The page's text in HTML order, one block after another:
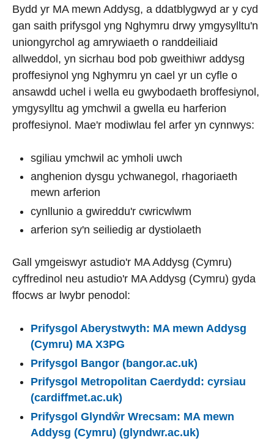
Bydd yr MA mewn Addysg, a ddatblygwyd ar y cyd
gan saith prifysgol yng Nghymru drwy ymgysylltu'n
uniongyrchol ag amrywiaeth o randdeiliaid
allweddol, yn sicrhau bod pob gweithiwr addysg
proffesiynol yng Nghymru yn cael yr un cyfle o
ansawdd uchel i wella eu gwybodaeth broffesiynol,
ymgysylltu ag ymchwil a gwella eu harferion
proffesiynol. Mae'r modiwlau fel arfer yn cynnwys:
sgiliau ymchwil ac ymholi uwch
anghenion dysgu ychwanegol, rhagoriaeth
mewn arferion
cynllunio a gwireddu'r cwricwlwm
arferion sy'n seiliedig ar dystiolaeth
Gall ymgeiswyr astudio'r MA Addysg (Cymru)
cyffredinol neu astudio'r MA Addysg (Cymru) gyda
ffocws ar lwybr penodol:
Prifysgol Aberystwyth: MA mewn Addysg
(Cymru) MA X3PG
Prifysgol Bangor (bangor.ac.uk)
Prifysgol Metropolitan Caerdydd: cyrsiau
(cardiffmet.ac.uk)
Prifysgol Glyndŵr Wrecsam: MA mewn
Addysg (Cymru) (glyndwr.ac.uk)